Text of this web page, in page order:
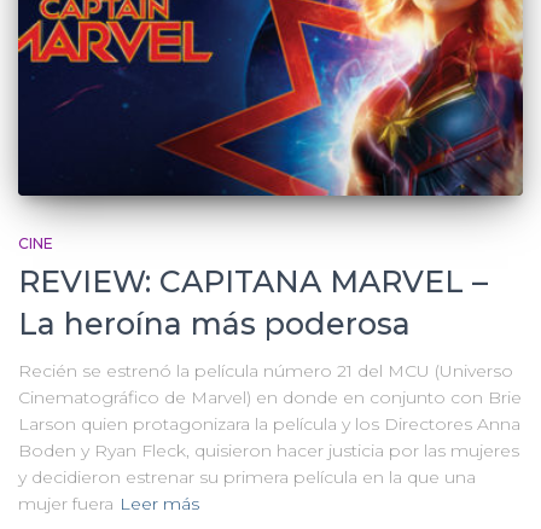
CINE
REVIEW: CAPITANA MARVEL –
La heroína más poderosa
Recién se estrenó la película número 21 del MCU (Universo
Cinematográfico de Marvel) en donde en conjunto con Brie
Larson quien protagonizara la película y los Directores Anna
Boden y Ryan Fleck, quisieron hacer justicia por las mujeres
y decidieron estrenar su primera película en la que una
mujer fuera Leer más